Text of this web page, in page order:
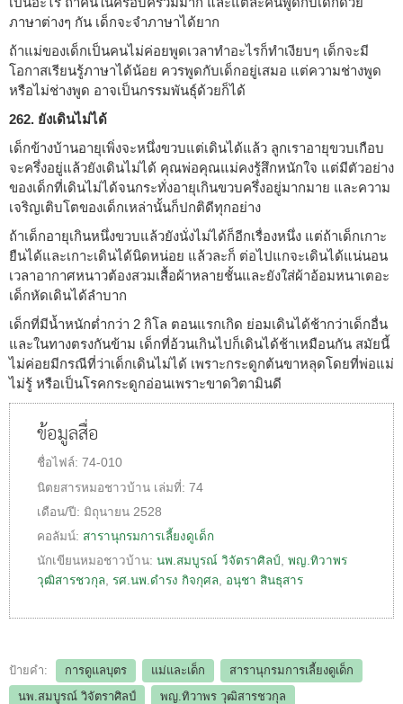
ภาษาต่างๆ กัน เด็กจะจำภาษาได้ยาก
ถ้าแม่ของเด็กเป็นคนไม่ค่อยพูดเวลาทำอะไรก็ทำเงียบๆ เด็กจะมี
โอกาสเรียนรู้ภาษาได้น้อย ควรพูดกับเด็กอยู่เสมอ แต่ความช่างพูด
หรือไม่ช่างพูด อาจเป็นกรรมพันธุ์ด้วยก็ได้
262. ยังเดินไม่ได้
เด็กข้างบ้านอายุเพิ่งจะหนึ่งขวบแต่เดินได้แล้ว ลูกเราอายุขวบเกือบ
จะครึ่งอยู่แล้วยังเดินไม่ได้ คุณพ่อคุณแม่คงรู้สึกหนักใจ แต่มีตัวอย่าง
ของเด็กที่เดินไม่ได้จนกระทั่งอายุเกินขวบครึ่งอยู่มากมาย และความ
เจริญเติบโตของเด็กเหล่านั้นก็ปกติดีทุกอย่าง
ถ้าเด็กอายุเกินหนึ่งขวบแล้วยังนั่งไม่ได้ก็อีกเรื่องหนึ่ง แต่ถ้าเด็กเกาะ
ยืนได้และเกาะเดินได้นิดหน่อย แล้วละก็ ต่อไปแกจะเดินได้แน่นอน
เวลาอากาศหนาวต้องสวมเสื้อผ้าหลายชั้นและยังใส่ผ้าอ้อมหนาเตอะ
เด็กหัดเดินได้ลำบาก
เด็กที่มีน้ำหนักต่ำกว่า 2 กิโล ตอนแรกเกิด ย่อมเดินได้ช้ากว่าเด็กอื่น
และในทางตรงกันข้าม เด็กที่อ้วนเกินไปก็เดินได้ช้าเหมือนกัน สมัยนี้
ไม่ค่อยมีกรณีที่ว่าเด็กเดินไม่ได้ เพราะกระดูกต้นขาหลุดโดยที่พ่อแม่
ไม่รู้ หรือเป็นโรคกระดูกอ่อนเพราะขาดวิตามินดี
ข้อมูลสื่อ
ชื่อไฟล์: 74-010
นิตยสารหมอชาวบ้าน เล่มที่: 74
เดือน/ปี: มิถุนายน 2528
คอลัมน์: สารานุกรมการเลี้ยงดูเด็ก
นักเขียนหมอชาวบ้าน: นพ.สมบูรณ์ วิจัตราศิลป์ พญ.ทิวาพร
วุฒิสารชวกุล รศ.นพ.ดำรง กิจกุศล อนุชา สินธุสาร
ป้ายคำ: การดูแลบุตร แม่และเด็ก
สารานุกรมการเลี้ยงดูเด็ก
นพ.สมบูรณ์ วิจัตราศิลป์
พญ.ทิวาพร วุฒิสารชวกุล